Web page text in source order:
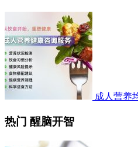
成人营养
热门 醒脑开智